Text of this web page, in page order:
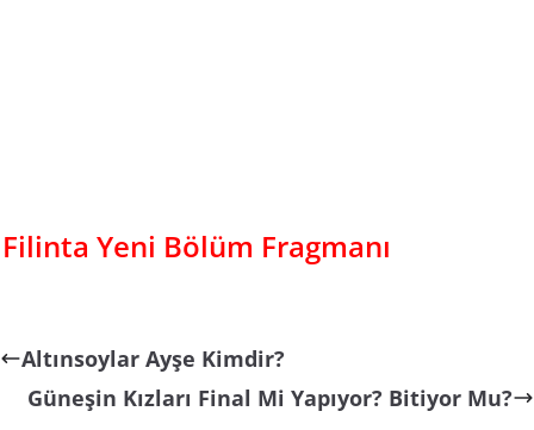
Filinta Yeni Bölüm Fragmanı
Altınsoylar Ayşe Kimdir?
Güneşin Kızları Final Mi Yapıyor? Bitiyor Mu?